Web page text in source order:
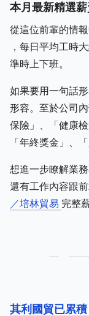
本月最新精選
從這位前輩的情
，每日平均工時
準時上下班。
如果要用一句話
形容。至於公司
保險」、「健康
「年終獎金」、
想進一步瞭解業
還有工作內容跟
／培林貿易 完整
其利國貿已累